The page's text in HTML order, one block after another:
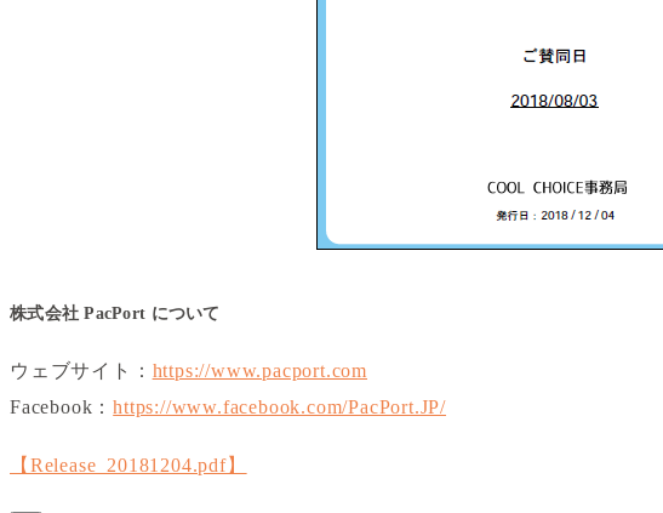
株式会社 PacPort について
ウェブサイト： https://www.pacport.com
Facebook：https://www.facebook.com/PacPort.JP/
【Release_20181204.pdf】